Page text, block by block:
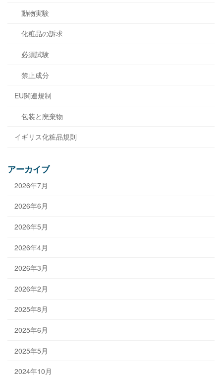
動物実験
化粧品の訴求
必須試験
禁止成分
EU関連規制
包装と廃棄物
イギリス化粧品規則
アーカイブ
2026年7月
2026年6月
2026年5月
2026年4月
2026年3月
2026年2月
2025年8月
2025年6月
2025年5月
2024年10月